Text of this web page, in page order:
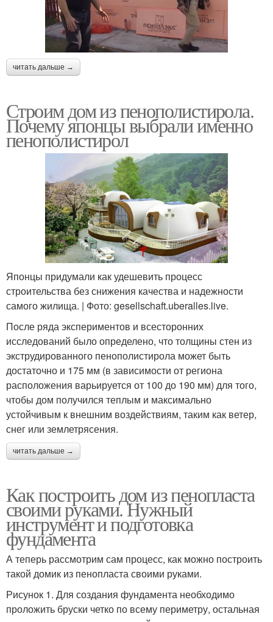
читать дальше →
Строим дом из пенополистирола.
Почему японцы выбрали именно
пенополистирол
Японцы придумали как удешевить процесс
строительства без снижения качества и надежности
самого жилища. | Фото: gesellschaft.uberalles.live.
После ряда экспериментов и всесторонних
исследований было определено, что толщины стен из
экструдированного пенополистирола может быть
достаточно и 175 мм (в зависимости от региона
расположения варьируется от 100 до 190 мм) для того,
чтобы дом получился теплым и максимально
устойчивым к внешним воздействиям, таким как ветер,
снег или землетрясения.
читать дальше →
Как построить дом из пенопласта
своими руками. Нужный
инструмент и подготовка
фундамента
А теперь рассмотрим сам процесс, как можно построить
такой домик из пенопласта своими руками.
Рисунок 1. Для создания фундамента необходимо
проложить бруски четко по всему периметру, остальная